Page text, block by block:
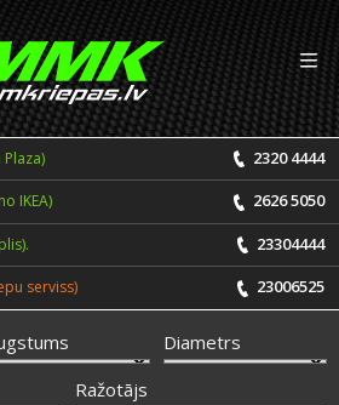
Riepas
Pakalpojumi
PIERAKSTS 24/7
LV EN
Plaza) 2320 4444
IKEA) 2626 5050
23304444
serviss) 23006525
Diametrs
Ražotājs